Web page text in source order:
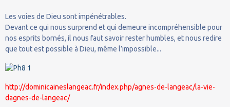
Les voies de Dieu sont impénétrables.
Devant ce qui nous surprend et qui demeure incompréhensible pour
nos esprits bornés, il nous faut savoir rester humbles, et nous redire
que tout est possible à Dieu, même l’impossible...
http://dominicaineslangeac.fr/index.php/agnes-de-langeac/la-vie-
dagnes-de-langeac/